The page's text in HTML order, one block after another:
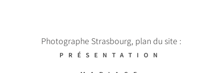
Photographe Strasbourg, plan du site :
PRÉSENTATION